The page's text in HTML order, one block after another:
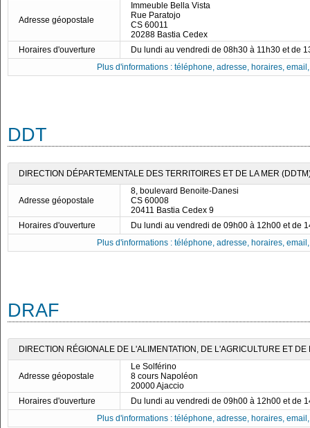
Adresse géopostale
Immeuble Bella Vista
Rue Paratojo
CS 60011
20288 Bastia Cedex
Horaires d'ouverture
Du lundi au vendredi de 08h30 à 11h30 et de
Plus d'informations : téléphone, adresse, horaires,
DDT
DIRECTION DÉPARTEMENTALE DES TERRITOIRES ET DE LA MER
Adresse géopostale
8, boulevard Benoite-Danesi
CS 60008
20411 Bastia Cedex 9
Horaires d'ouverture
Du lundi au vendredi de 09h00 à 12h00 et de
Plus d'informations : téléphone, adresse, horaires,
DRAF
DIRECTION RÉGIONALE DE L'ALIMENTATION, DE L'AGRICULTURE ET
Adresse géopostale
Le Solférino
8 cours Napoléon
20000 Ajaccio
Horaires d'ouverture
Du lundi au vendredi de 09h00 à 12h00 et de
Plus d'informations : téléphone, adresse, horaires,